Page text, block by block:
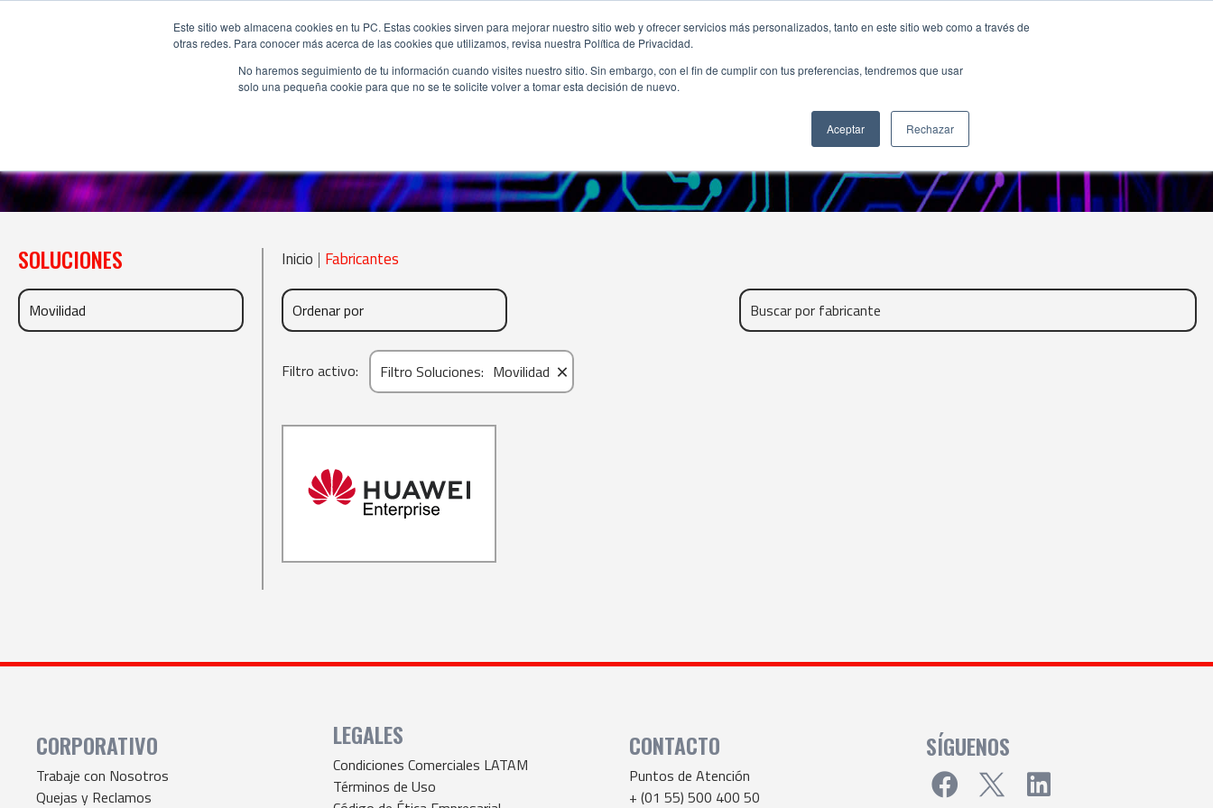
Este sitio web almacena cookies en tu PC. Estas cookies sirven para mejorar nuestro sitio web y ofrecer servicios más personalizados, tanto en este sitio web como a través de
otras redes. Para conocer más acerca de las cookies que utilizamos, revisa nuestra Política de Privacidad.
No haremos seguimiento de tu información cuando visites nuestro sitio. Sin embargo, con el fin de cumplir con tus preferencias, tendremos que usar
solo una pequeña cookie para que no se te solicite volver a tomar esta decisión de nuevo.
Aceptar Rechazar
SOLUCIONES Inicio | Fabricantes
Filtro activo: Filtro Soluciones: Movilidad ×
CORPORATIVO
Trabaje con Nosotros
Quejas y Reclamos
LEGALES
Condiciones Comerciales LATAM
Términos de Uso
CONTACTO
Puntos de Atención
+ (01 55) 500 400 50
SÍGUENOS